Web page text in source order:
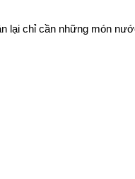
lại chỉ cần những món